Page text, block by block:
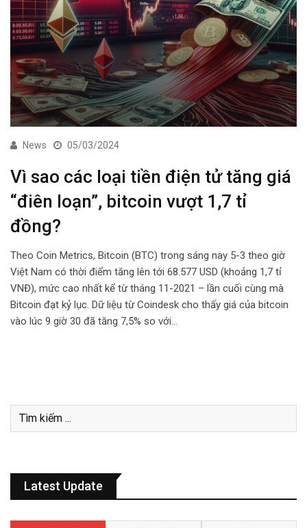
News 05/03/2024
Vì sao các loại tiền điện tử tăng giá
“điên loạn”, bitcoin vượt 1,7 tỉ
đồng?
Theo Coin Metrics, Bitcoin (BTC) trong sáng nay 5-3 theo giờ
Việt Nam có thời điểm tăng lên tới 68.577 USD (khoảng 1,7 tỉ
VNĐ), mức cao nhất kể từ tháng 11-2021 – lần cuối cùng mà
Bitcoin đạt kỷ lục. Dữ liệu từ Coindesk cho thấy giá của bitcoin
vào lúc 9 giờ 30 đã tăng 7,5% so với…
Latest Update